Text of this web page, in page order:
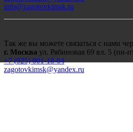
info@zagotovkimsk.ru
Так же вы можете связаться с нами
г. Москва ул. Рябиновая 69 вл. 5 (пн-
+7 (925) 001-18-04
zagotovkimsk@yandex.ru